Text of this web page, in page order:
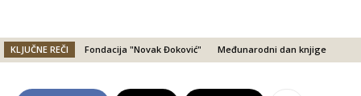
KLJUČNE REČI Fondacija "Novak Đoković" Međunarodni dan knjige